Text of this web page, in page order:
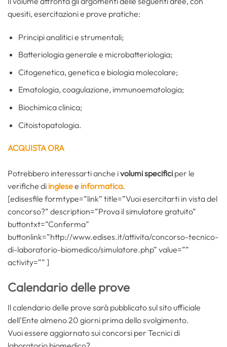
quesiti, esercitazioni e prove pratiche:
Principi analitici e strumentali;
Batteriologia generale e microbatteriologia;
Citogenetica, genetica e biologia molecolare;
Ematologia, coagulazione, immunoematologia;
Biochimica clinica;
Citoistopatologia.
ACQUISTA ORA
Potrebbero interessarti anche ivolumi specifici per le
verifiche di inglesee informatica.
[edisesfile formtype=”link” title=”Vuoi esercitarti in vista del
concorso?” description=”Prova il simulatore gratuito”
buttontxt=”Conferma”
buttonlink=”http://www.edises.it/attivita/concorso-tecnico-
di-laboratorio-biomedico/simulatore.php” value=””
activity=”” ]
Calendario delle prove
Il calendario delle prove sarà pubblicato sul sito ufficiale
dell’Ente almeno 20 giorni prima dello svolgimento.
Vuoi essere aggiornato sui concorsi per Tecnici di